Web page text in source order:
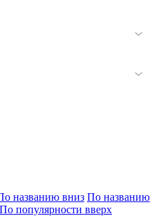
названию вниз По названию
По популярности вверх